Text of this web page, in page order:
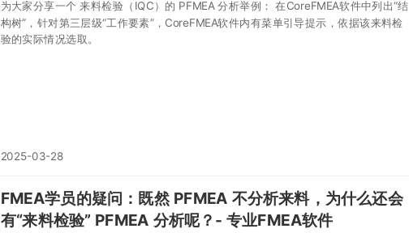
为大家分享一个 来料检验（IQC）的 PFMEA 分析举例： 在CoreFMEA软件中列出“结
构树”，针对第三层级“工作要素”，CoreFMEA软件内有菜单引导提示，依据该来料检
验的实际情况选取。
2025-03-28
FMEA学员的疑问：既然 PFMEA 不分析来料，为什么还会
有“来料检验” PFMEA 分析呢？- 专业FMEA软件